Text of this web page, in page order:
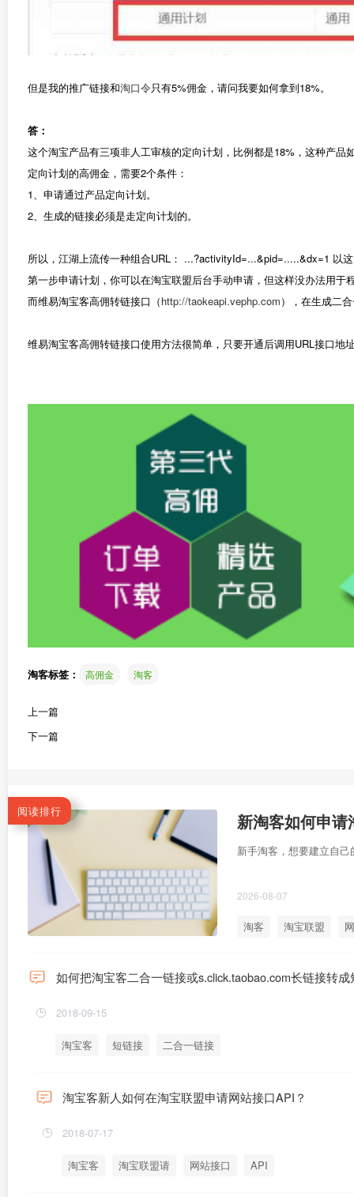
但是我的推广链接和淘口令只有5%佣金，请问我要如何拿到18%。
答：
这个淘宝产品有三项非人工审核的定向计划，比例都是18%，这种产
定向计划的高佣金，需要2个条件：
1、申请通过产品定向计划。
2、生成的链接必须是走定向计划的。
所以，江湖上流传一种组合URL： ...?activityId=...&pid=.....&dx=1 以
第一步申请计划，你可以在淘宝联盟后台手动申请，但这样没办法用于
而维易淘宝客高佣转链接口（http://taokeapi.vephp.com），在生成二
维易淘宝客高佣转链接口使用方法很简单，只要开通后调用URL接口地
淘客标签： 高佣金 淘客
上一篇
下一篇
阅读排行 新淘客如何申
新手淘客，想要建立自
2026-08-07
淘客 淘宝联盟
如何把淘宝客二合一链接或s.click.taobao.com长链接转
2018-09-15
淘宝客 短链接 二合一链接
淘宝客新人如何在淘宝联盟申请网站接口API？
2018-07-17
淘宝客 淘宝联盟请 网站接口 API